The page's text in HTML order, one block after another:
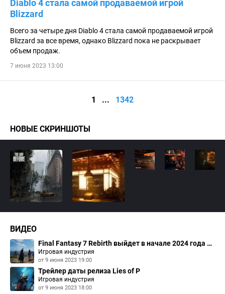
Diablo 4 стала самой продаваемой игрой
Blizzard
Всего за четыре дня Diablo 4 стала самой продаваемой игрой
Blizzard за все время, однако Blizzard пока не раскрывает
объем продаж.
7 июня 2023 13:00
1 ... 1342
НОВЫЕ СКРИНШОТЫ
ВИДЕО
Final Fantasy 7 Rebirth выйдет в начале 2024 года на двух дисках
Игровая индустрия
от 9 июня 2023 19:00
Трейлер даты релиза Lies of P
Игровая индустрия
от 9 июня 2023 18:00